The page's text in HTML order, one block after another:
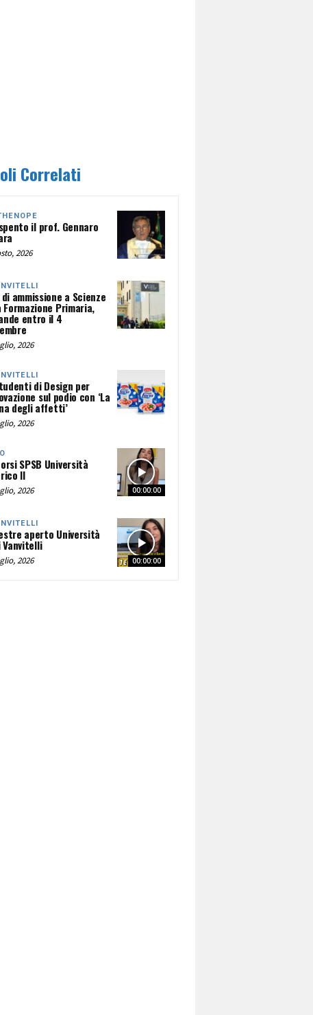
Correlati
il prof. Gennaro
2026
ammissione a Scienze
Formazione Primaria,
entro il 4
2026
di Design per
sul podio con ‘La
degli affetti’
2026
00:00:00
SPSB Università
II
2026
00:00:00
aperto Università
Vanvitelli
2026